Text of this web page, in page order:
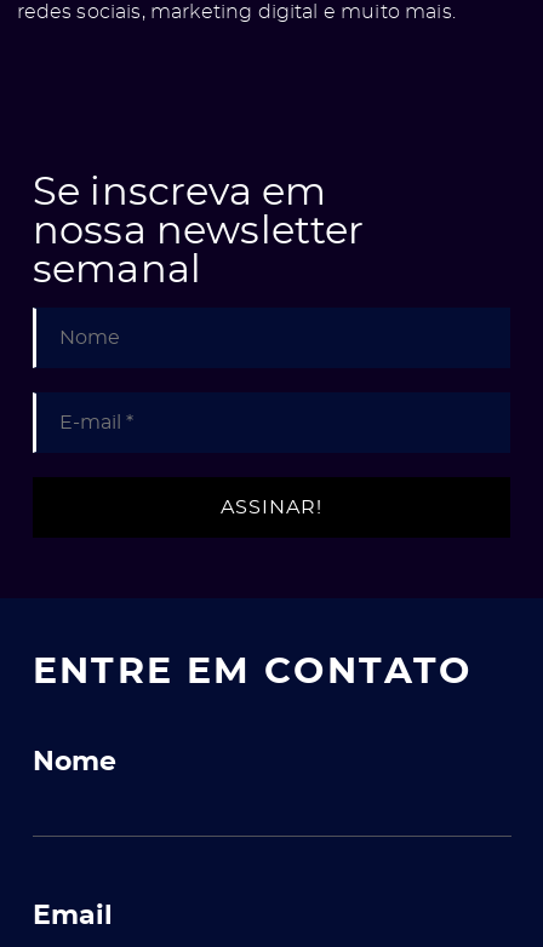
redes sociais, marketing digital e muito mais.
Se inscreva em
nossa newsletter
semanal
ENTRE EM CONTATO
Nome
Email